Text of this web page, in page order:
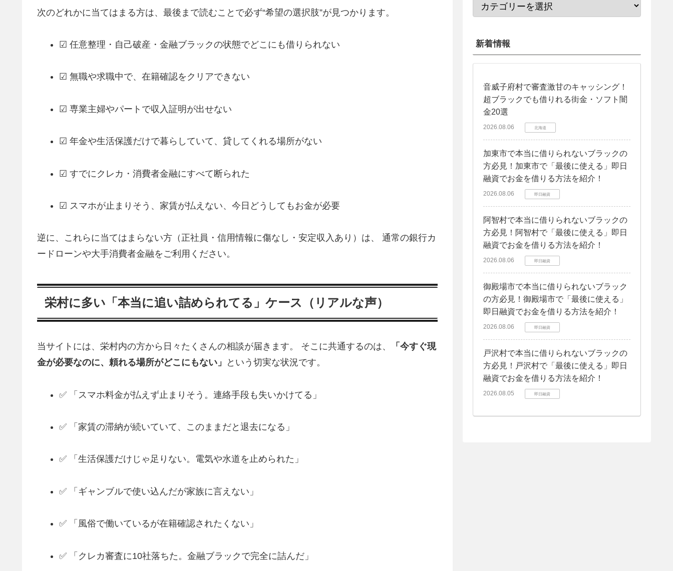
次のどれかに当てはまる方は、最後まで読むことで必ず“希望の選択肢”が見つかります。
☑ 任意整理・自己破産・金融ブラックの状態でどこにも借りられない
☑ 無職や求職中で、在籍確認をクリアできない
☑ 専業主婦やパートで収入証明が出せない
☑ 年金や生活保護だけで暮らしていて、貸してくれる場所がない
☑ すでにクレカ・消費者金融にすべて断られた
☑ スマホが止まりそう、家賃が払えない、今日どうしてもお金が必要
逆に、これらに当てはまらない方（正社員・信用情報に傷なし・安定収入あり）は、 通常の銀行カ
ードローンや大手消費者金融をご利用ください。
栄村に多い「本当に追い詰められてる」ケース（リアルな声）
当サイトには、栄村内の方から日々たくさんの相談が届きます。 そこに共通するのは、
「今すぐ現
金が必要なのに、頼れる場所がどこにもない」
という切実な状況です。
✅ 「スマホ料金が払えず止まりそう。連絡手段も失いかけてる」
✅ 「家賃の滞納が続いていて、このままだと退去になる」
✅ 「生活保護だけじゃ足りない。電気や水道を止められた」
✅ 「ギャンブルで使い込んだが家族に言えない」
✅ 「風俗で働いているが在籍確認されたくない」
✅ 「クレカ審査に10社落ちた。金融ブラックで完全に詰んだ」
新着情報
音威子府村で審査激甘のキャッシング！
超ブラックでも借りれる街金・ソフト闇
金20選
2026.08.06 北海道
加東市で本当に借りられないブラックの
方必見！加東市で「最後に使える」即日
融資でお金を借りる方法を紹介！
2026.08.06 即日融資
阿智村で本当に借りられないブラックの
方必見！阿智村で「最後に使える」即日
融資でお金を借りる方法を紹介！
2026.08.06 即日融資
御殿場市で本当に借りられないブラック
の方必見！御殿場市で「最後に使える」
即日融資でお金を借りる方法を紹介！
2026.08.06 即日融資
戸沢村で本当に借りられないブラックの
方必見！戸沢村で「最後に使える」即日
融資でお金を借りる方法を紹介！
2026.08.05 即日融資